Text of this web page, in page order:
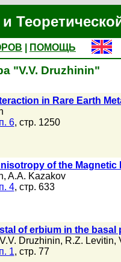
ПОМОЩЬ
"V.V. Druzhinin"
in Rare Earth
6, стр. 1250
of the Magnetic
, A.A. Kazakov
4, стр. 633
of erbium in the
V.V. Druzhinin, R.Z. Levitin,
1, стр. 77